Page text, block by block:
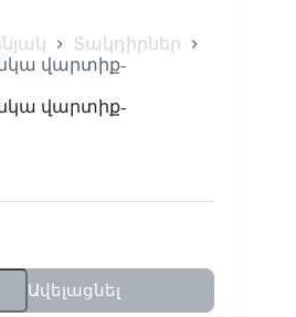
Տակդիրներ
վարտիք-
վարտիք-
Ավելացնել